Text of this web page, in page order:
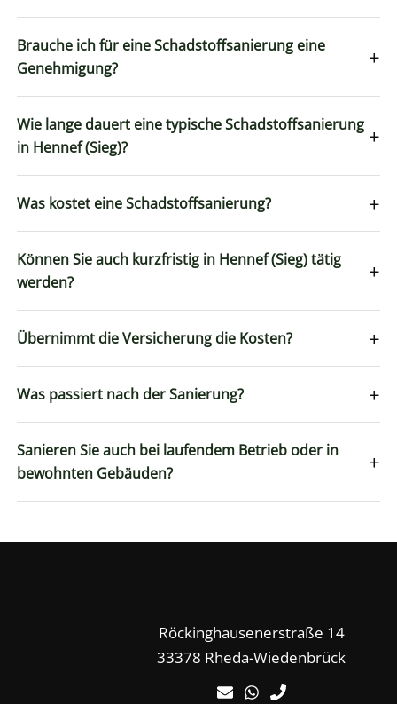
Brauche ich für eine Schadstoffsanierung eine
Genehmigung?
+
Wie lange dauert eine typische Schadstoffsanierung
in Hennef (Sieg)?
+
Was kostet eine Schadstoffsanierung? +
Können Sie auch kurzfristig in Hennef (Sieg) tätig
werden?
+
Übernimmt die Versicherung die Kosten? +
Was passiert nach der Sanierung? +
Sanieren Sie auch bei laufendem Betrieb oder in
bewohnten Gebäuden?
+
Röckinghausenerstraße 14
33378 Rheda-Wiedenbrück